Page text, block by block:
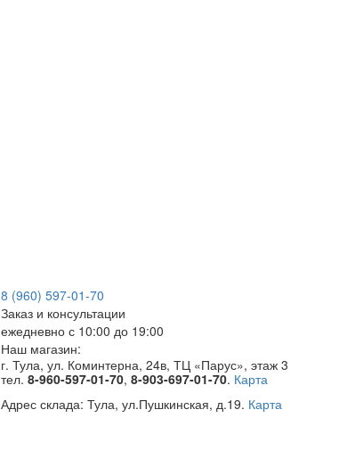
8 (960) 597-01-70
Заказ и консультации
ежедневно с 10:00 до 19:00
Наш магазин:
г. Тула, ул. Коминтерна, 24в, ТЦ «Парус», этаж 3
тел. 8-960-597-01-70, 8-903-697-01-70. Карта
Адрес склада: Тула, ул.Пушкинская, д.19. Карта